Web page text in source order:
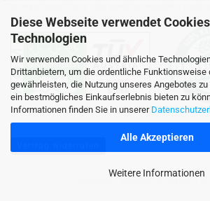
Diese Webseite verwendet
Technologien
Wir verwenden Cookies und ähnliche
Drittanbietern, um die ordentliche Funktionsweise
gewährleisten, die Nutzung unseres Angebotes
ein bestmögliches Einkaufserlebnis bieten zu
Informationen finden Sie in unserer
Alle Akzeptieren
Weitere Informationen
Füllmaterial, bereits im Kreislauf befinden.